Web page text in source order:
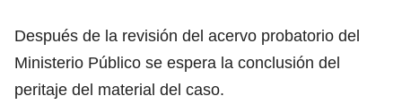
Después de la revisión del acervo probatorio del
Ministerio Público se espera la conclusión del
peritaje del material del caso.